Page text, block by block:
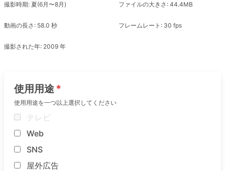
撮影時期: 夏(6月〜8月) ファイルの大きさ: 44.4MB
動画の長さ: 58.0 秒 フレームレート: 30 fps
撮影された年: 2009 年
使用用途
使用用途を一つ以上選択してください
テレビ
Web
SNS
屋外広告